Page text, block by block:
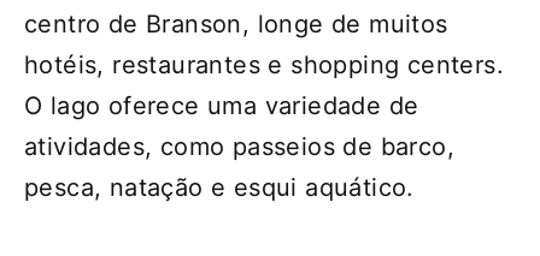
centro de Branson, longe de muitos
hotéis, restaurantes e shopping centers.
O lago oferece uma variedade de
atividades, como passeios de barco,
pesca, natação e esqui aquático.